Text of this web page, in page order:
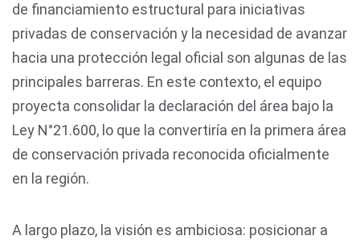
de financiamiento estructural para iniciativas
privadas de conservación y la necesidad de avanzar
hacia una protección legal oficial son algunas de las
principales barreras. En este contexto, el equipo
proyecta consolidar la declaración del área bajo la
Ley N°21.600, lo que la convertiría en la primera área
de conservación privada reconocida oficialmente
en la región.
A largo plazo, la visión es ambiciosa: posicionar a